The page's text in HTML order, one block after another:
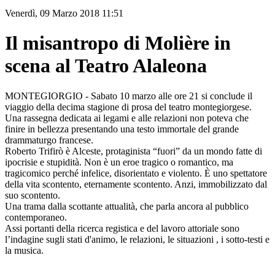
Venerdì, 09 Marzo 2018 11:51
Il misantropo di Molière in
scena al Teatro Alaleona
MONTEGIORGIO - Sabato 10 marzo alle ore 21 si conclude il
viaggio della decima stagione di prosa del teatro montegiorgese.
Una rassegna dedicata ai legami e alle relazioni non poteva che
finire in bellezza presentando una testo immortale del grande
drammaturgo francese.
Roberto Trifirò è Alceste, protaginista “fuori” da un mondo fatte di
ipocrisie e stupidità. Non è un eroe tragico o romantico, ma
tragicomico perché infelice, disorientato e violento. È uno spettatore
della vita scontento, eternamente scontento. Anzi, immobilizzato dal
suo scontento.
Una trama dalla scottante attualità, che parla ancora al pubblico
contemporaneo.
Assi portanti della ricerca registica e del lavoro attoriale sono
l’indagine sugli stati d'animo, le relazioni, le situazioni , i sotto-testi e
la musica.